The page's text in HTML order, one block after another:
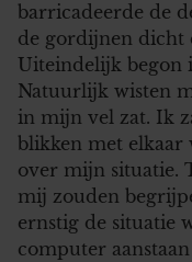
barricadeerde de
de gordijnen dicht
Uiteindelijk begon
Natuurlijk wisten
in mijn vel zat. Ik
blikken met elkaar
over mijn situatie.
mij zouden
ernstig de situatie
computer